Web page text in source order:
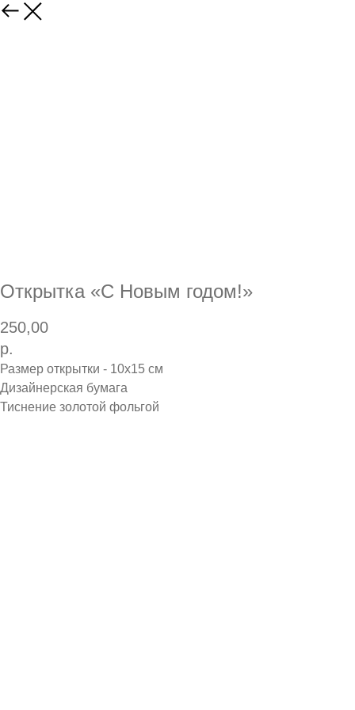
Открытка «С Новым годом!»
250,00
р.
Размер открытки - 10х15 см
Дизайнерская бумага
Тиснение золотой фольгой